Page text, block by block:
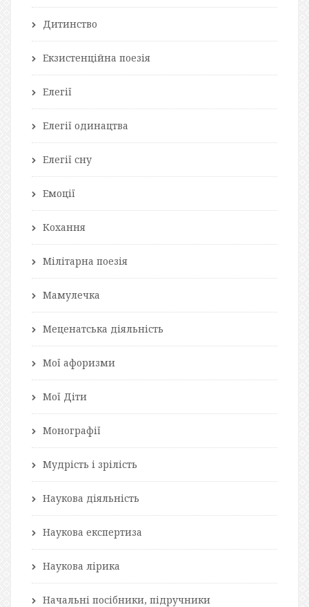
Дитинство
Екзистенційна поезія
Елегії
Елегії одинацтва
Елегії сну
Емоції
Кохання
Мілітарна поезія
Мамулечка
Меценатська діяльність
Мої афоризми
Мої Діти
Монографії
Мудрість і зрілість
Наукова діяльність
Наукова експертиза
Наукова лірика
Начальні посібники, підручники